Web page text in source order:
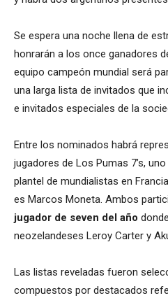
Se espera una noche llena de
honrarán a los once ganadores
equipo campeón mundial será
una larga lista de invitados que
e invitados especiales de la
Entre los nominados habrá
jugadores de Los Pumas 7’s,
plantel de mundialistas en
es Marcos Moneta. Ambos
jugador de seven del año
neozelandeses Leroy Carter y
Las listas reveladas fueron
compuestos por destacados